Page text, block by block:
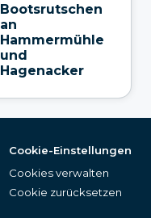
Bootsrutschen
an
Hammermühle
und
Hagenacker
Cookie-Einstellungen
Cookies verwalten
Cookie zurücksetzen